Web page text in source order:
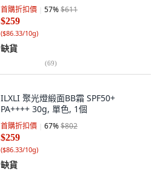
首購折扣價 57%$611
$259
($86.33/10g)
缺貨
(69)
ILXLI 聚光燈緞面BB霜 SPF50+
PA++++ 30g, 單色, 1個
首購折扣價 67%$802
$259
($86.33/10g)
缺貨